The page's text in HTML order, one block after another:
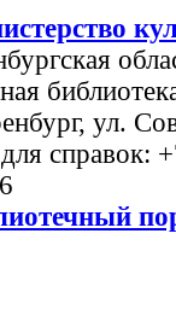
ул.
справок: